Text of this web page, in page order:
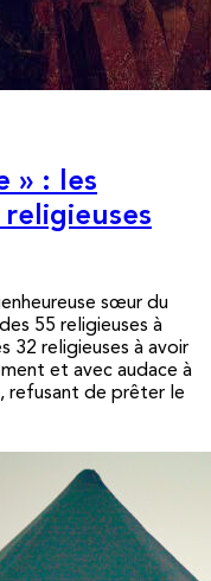
» : les
sœur du
55 religieuses à
32 religieuses à avoir
et avec audace à
refusant de prêter le